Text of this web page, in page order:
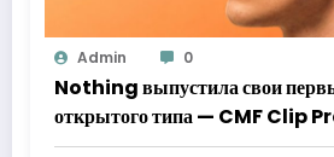
Admin 0
Nothing выпустила свои
открытого типа — CMF Clip